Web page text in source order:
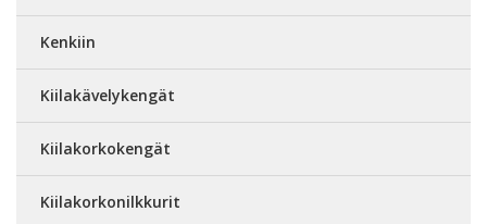
Kenkiin
Kiilakävelykengät
Kiilakorkokengät
Kiilakorkonilkkurit